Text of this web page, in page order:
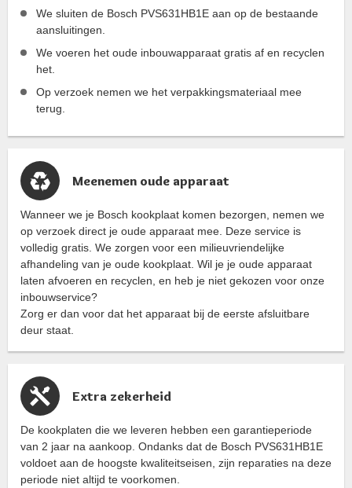
We sluiten de Bosch PVS631HB1E aan op de bestaande
aansluitingen.
We voeren het oude inbouwapparaat gratis af en recyclen
het.
Op verzoek nemen we het verpakkingsmateriaal mee
terug.
Meenemen oude apparaat
Wanneer we je Bosch kookplaat komen bezorgen, nemen we
op verzoek direct je oude apparaat mee. Deze service is
volledig gratis. We zorgen voor een milieuvriendelijke
afhandeling van je oude kookplaat. Wil je je oude apparaat
laten afvoeren en recyclen, en heb je niet gekozen voor onze
inbouwservice?
Zorg er dan voor dat het apparaat bij de eerste afsluitbare
deur staat.
Extra zekerheid
De kookplaten die we leveren hebben een garantieperiode
van 2 jaar na aankoop. Ondanks dat de Bosch PVS631HB1E
voldoet aan de hoogste kwaliteitseisen, zijn reparaties na deze
periode niet altijd te voorkomen.